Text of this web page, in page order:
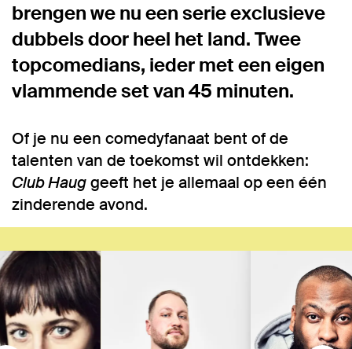
brengen we nu een serie exclusieve
dubbels door heel het land. Twee
topcomedians, ieder met een eigen
vlammende set van 45 minuten.
Of je nu een comedyfanaat bent of de
talenten van de toekomst wil ontdekken:
Club Hauggeeft het je allemaal op een één
zinderende avond.
Overslaan